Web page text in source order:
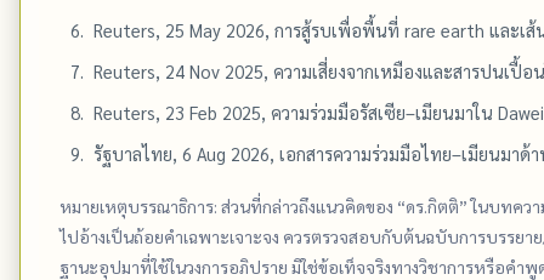
Reuters, 25 May 2026, การสู้รบเพื่อพื้นที่ rare earth และเ
Reuters, 24 Nov 2025, ความเสี่ยงจากเหมืองและสารปนเปื้
Reuters, 23 Feb 2025, ความร่วมมือรัสเซีย–เมียนมาใน
รัฐบาลไทย, 6 Aug 2026, เอกสารความร่วมมือไทย–เมียนมา
หมายเหตุบรรณาธิการ: ส่วนที่กล่าวถึงแนวคิดของ “ดร.กิตติ” ในบทค
ไปอ้างเป็นถ้อยคำเฉพาะเจาะจง ควรตรวจสอบกับต้นฉบับการบรรย
ฐานะอุปมาที่ใช้ในวงการอภิปราย มิใช่ข้อเท็จจริงทางวิชาการหรือคำ